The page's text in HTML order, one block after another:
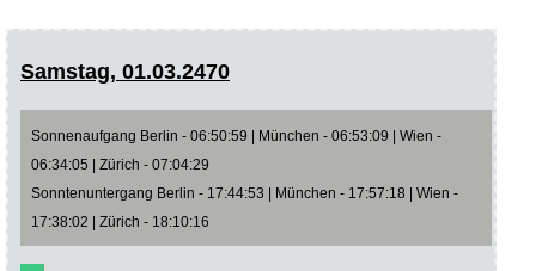
Samstag, 01.03.2470
Sonnenaufgang Berlin - 06:50:59 | München - 06:53:09 | Wien -
06:34:05 | Zürich - 07:04:29
Sonntenuntergang Berlin - 17:44:53 | München - 17:57:18 | Wien -
17:38:02 | Zürich - 18:10:16